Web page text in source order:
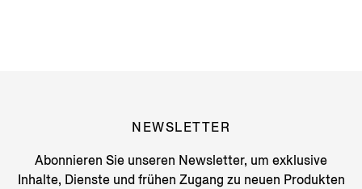
NEWSLETTER
Abonnieren Sie unseren Newsletter, um exklusive
Inhalte, Dienste und frühen Zugang zu neuen Produkten